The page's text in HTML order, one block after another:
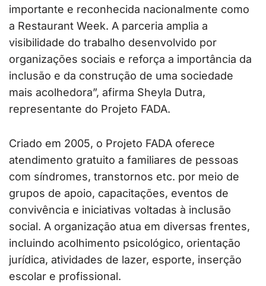
importante e reconhecida nacionalmente como
a Restaurant Week. A parceria amplia a
visibilidade do trabalho desenvolvido por
organizações sociais e reforça a importância da
inclusão e da construção de uma sociedade
mais acolhedora”, afirma Sheyla Dutra,
representante do Projeto FADA.
Criado em 2005, o Projeto FADA oferece
atendimento gratuito a familiares de pessoas
com síndromes, transtornos etc. por meio de
grupos de apoio, capacitações, eventos de
convivência e iniciativas voltadas à inclusão
social. A organização atua em diversas frentes,
incluindo acolhimento psicológico, orientação
jurídica, atividades de lazer, esporte, inserção
escolar e profissional.